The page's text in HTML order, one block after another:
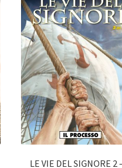
LE VIE DEL SIGNORE 2